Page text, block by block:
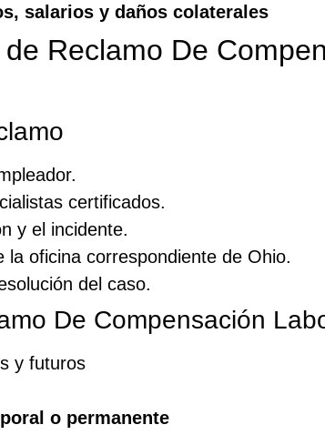
salarios y daños colaterales
Reclamo De
certificados.
y el incidente.
la oficina correspondiente de Ohio.
del caso.
De Compensación
y futuros
o permanente